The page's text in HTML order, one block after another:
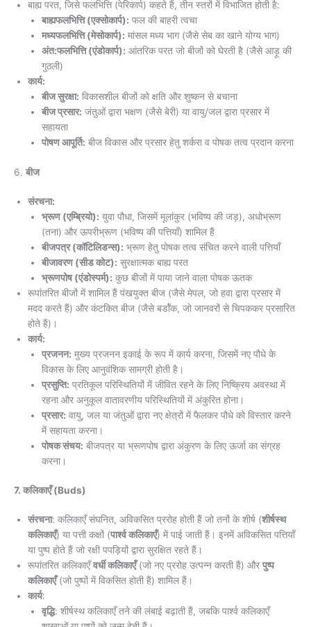
बाह्य परत, जिसे फलभित्ति (पेरिकार्प) कहते हैं, तीन स्तरों में विभाजित होती है:
बाह्यफलभित्ति (एक्सोकार्प): फल की बाहरी त्वचा
मध्यफलभित्ति (मेसोकार्प): मांसल मध्य भाग (जैसे सेब का खाने योग्य भाग)
अंत:फलभित्ति (एंडोकार्प): आंतरिक परत जो बीजों को घेरती है (जैसे आड़ू की
गुठली)
कार्य:
बीज सुरक्षा: विकासशील बीजों को क्षति और शुष्कन से बचाना
बीज प्रसार: जंतुओं द्वारा भक्षण (जैसे बेरी) या वायु/जल द्वारा प्रसार में
सहायता
पोषण आपूर्ति: बीज विकास और प्रसार हेतु शर्करा व पोषक तत्व प्रदान करना
6. बीज
संरचना:
भ्रूण (एम्ब्रियो): युवा पौधा, जिसमें मूलांकुर (भविष्य की जड़), अधोभ्रूण
(तना) और ऊपरीभ्रूण (भविष्य की पत्तियाँ) शामिल हैं
बीजपत्र (कॉटिलिडन्स): भ्रूण हेतु पोषक तत्व संचित करने वाली पत्तियाँ
बीजावरण (सीड कोट): सुरक्षात्मक बाह्य परत
भ्रूणपोष (एंडोस्पर्म): कुछ बीजों में पाया जाने वाला पोषक ऊतक
रूपांतरित बीजों में शामिल हैं पंखयुक्त बीज (जैसे मेपल, जो हवा द्वारा प्रसार में
मदद करते हैं) और कंटकित बीज (जैसे बर्डॉक, जो जानवरों से चिपककर प्रसारित
होते हैं)।
कार्य:
प्रजनन: मुख्य प्रजनन इकाई के रूप में कार्य करना, जिसमें नए पौधे के
विकास के लिए आनुवंशिक सामग्री होती है।
प्रसुप्ति: प्रतिकूल परिस्थितियों में जीवित रहने के लिए निष्क्रिय अवस्था में
रहना और अनुकूल वातावरणीय परिस्थितियों में अंकुरित होना।
प्रसार: वायु, जल या जंतुओं द्वारा नए क्षेत्रों में फैलकर पौधे को विस्तार करने
में सहायता करना।
पोषक संचय: बीजपत्र या भ्रूणपोष द्वारा अंकुरण के लिए ऊर्जा का संग्रह
करना।
7. कलिकाएँ (Buds)
संरचना: कलिकाएँ संघनित, अविकसित प्ररोह होती हैं जो तनों के शीर्ष (शीर्षस्थ
कलिकाएँ) या पत्ती कक्षों (पार्श्व कलिकाएँ) में पाई जाती हैं। इनमें अविकसित पत्तियाँ
या पुष्प होते हैं जो रक्षी पपड़ियों द्वारा सुरक्षित रहते हैं।
रूपांतरित कलिकाएँवर्धी कलिकाएँ(जो नए प्ररोह उत्पन्न करती हैं) और पुष्प
कलिकाएँ(जो पुष्पों में विकसित होती हैं) शामिल हैं।
कार्य:
वृद्धि: शीर्षस्थ कलिकाएँ तने की लंबाई बढ़ाती हैं, जबकि पार्श्व कलिकाएँ